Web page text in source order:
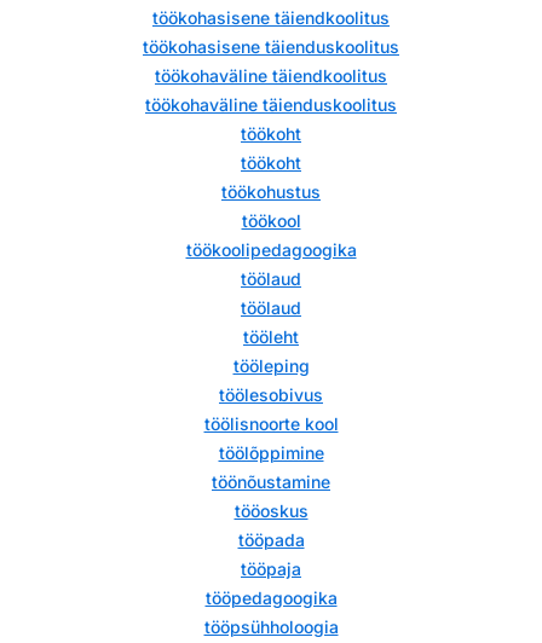
töökohasisene täiendkoolitus
töökohasisene täienduskoolitus
töökohaväline täiendkoolitus
töökohaväline täienduskoolitus
töökoht
töökoht
töökohustus
töökool
töökoolipedagoogika
töölaud
töölaud
tööleht
tööleping
töölesobivus
töölisnoorte kool
töölõppimine
töönõustamine
tööoskus
tööpada
tööpaja
tööpedagoogika
tööpsühholoogia